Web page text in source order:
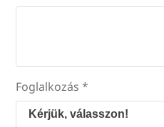
Foglalkozás *
Kérjük, válasszon!